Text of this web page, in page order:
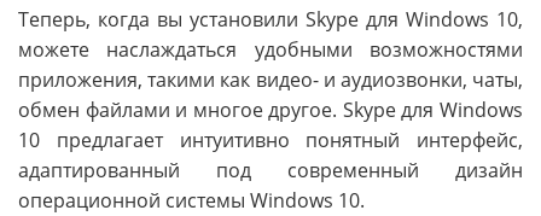
Теперь, когда вы установили Skype для Windows 10,
можете наслаждаться удобными возможностями
приложения, такими как видео- и аудиозвонки, чаты,
обмен файлами и многое другое. Skype для Windows
10 предлагает интуитивно понятный интерфейс,
адаптированный под современный дизайн
операционной системы Windows 10.